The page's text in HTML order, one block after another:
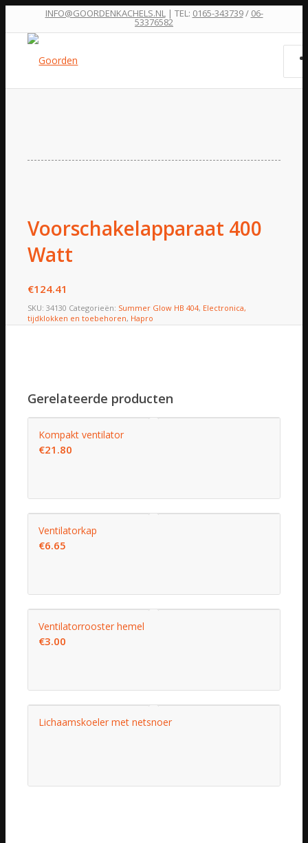
INFO@GOORDENKACHELS.NL| TEL: 0165-343739/ 06-
53376582
Voorschakelapparaat 400
Watt
€124.41
SKU:34130 Categorieën: Summer Glow HB 404, Electronica,
tijdklokken en toebehoren, Hapro
Gerelateerde producten
Kompakt ventilator
€21.80
Ventilatorkap
€6.65
Ventilatorrooster hemel
€3.00
Lichaamskoeler met netsnoer